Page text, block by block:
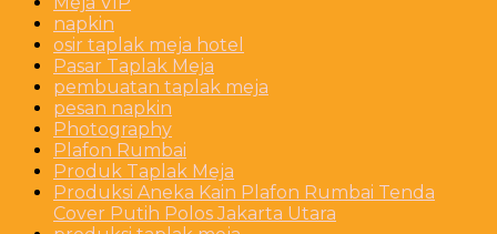
napkin
osir taplak meja hotel
Pasar Taplak Meja
pembuatan taplak meja
pesan napkin
Photography
Plafon Rumbai
Produk Taplak Meja
Produksi Aneka Kain Plafon Rumbai Tenda
Cover Putih Polos Jakarta Utara